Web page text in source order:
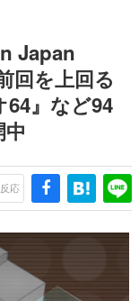
時のエピソードをお
本』は、〈試験問題〉
う若きクリエイター達
探っていきます。
んに取材し、ゲームが
に与えた影響を探る企
Japan
回を上回る
64』など94
反応